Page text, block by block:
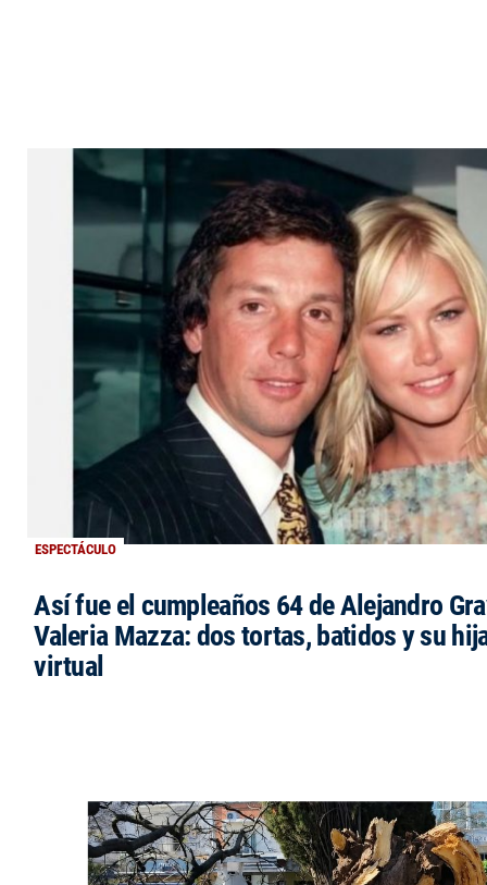
ESPECTÁCULO
Así fue el cumpleaños 64 de Alejandro
Valeria Mazza: dos tortas, batidos y su
virtual